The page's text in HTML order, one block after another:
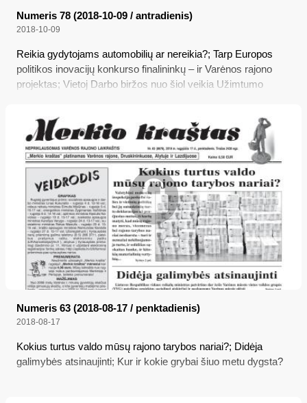
Numeris 78 (2018-10-09 / antradienis)
2018-10-09
Reikia gydytojams automobilių ar nereikia?; Tarp Europos
politikos inovacijų konkurso finalininkų – ir Varėnos rajono
projektas; Vietoj Darbo biržos nuo šiol veikia Užimtumo
Numeris 63 (2018-08-17 / penktadienis)
2018-08-17
Kokius turtus valdo mūsų rajono tarybos nariai?; Didėja
galimybės atsinaujinti; Kur ir kokie grybai šiuo metu dygsta?